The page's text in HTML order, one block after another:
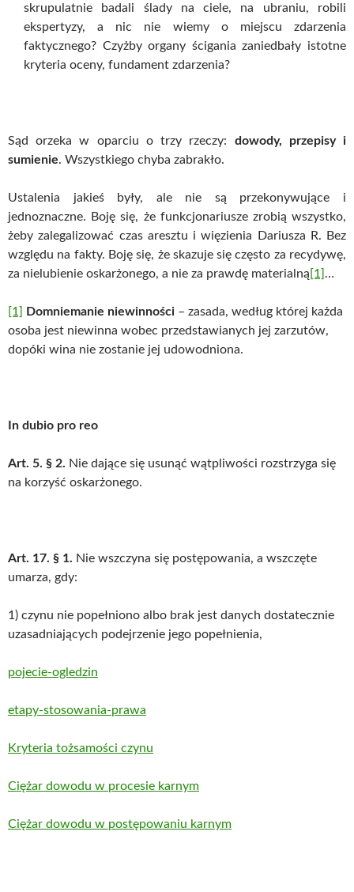
skrupulatnie badali ślady na ciele, na ubraniu, robili
ekspertyzy, a nic nie wiemy o miejscu zdarzenia
faktycznego? Czyżby organy ścigania zaniedbały istotne
kryteria oceny, fundament zdarzenia?
Sąd orzeka w oparciu o trzy rzeczy: dowody, przepisy i
sumienie. Wszystkiego chyba zabrakło.
Ustalenia jakieś były, ale nie są przekonywujące i
jednoznaczne. Boję się, że funkcjonariusze zrobią wszystko,
żeby zalegalizować czas aresztu i więzienia Dariusza R. Bez
względu na fakty. Boję się, że skazuje się często za recydywę,
za nielubienie oskarżonego, a nie za prawdę materialną [1] …
[1] Domniemanie niewinności – zasada, według której każda
osoba jest niewinna wobec przedstawianych jej zarzutów,
dopóki wina nie zostanie jej udowodniona.
In dubio pro reo
Art. 5. § 2. Nie dające się usunąć wątpliwości rozstrzyga się
na korzyść oskarżonego.
Art. 17. § 1. Nie wszczyna się postępowania, a wszczęte
umarza, gdy:
1) czynu nie popełniono albo brak jest danych dostatecznie
uzasadniających podejrzenie jego popełnienia,
pojecie-ogledzin
etapy-stosowania-prawa
Kryteria tożsamości czynu
Ciężar dowodu w procesie karnym
Ciężar dowodu w postępowaniu karnym